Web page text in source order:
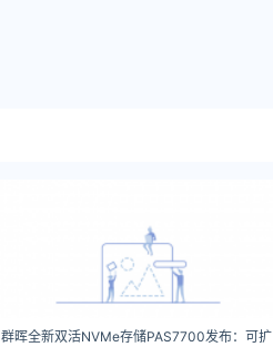
群晖全新双活NVMe存储PAS7700发布：可扩